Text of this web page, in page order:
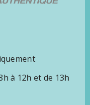
à 12h et de 13h